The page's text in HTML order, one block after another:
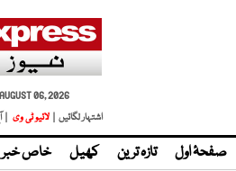
AUGUST 06, 2026
اشتہار لگائیں |
لائیو ٹی وی |
صفحۂ اول تازہ ترین کھیل خاص